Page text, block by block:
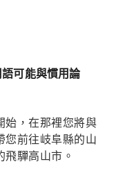
可能與慣用論
始，在那裡您將與
您前往岐阜縣的山
驒高山市。